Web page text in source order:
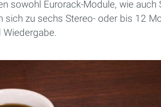
sowohl Eurorack-Module, wie
sich zu sechs Stereo- oder bis 12